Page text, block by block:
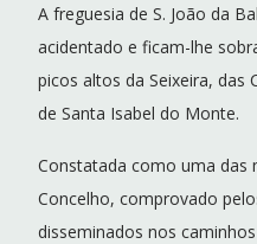
A freguesia de S. João da
acidentado e ficam-lhe
picos altos da Seixeira, das
de Santa Isabel do Monte.
Constatada como uma das
Concelho, comprovado
disseminados nos